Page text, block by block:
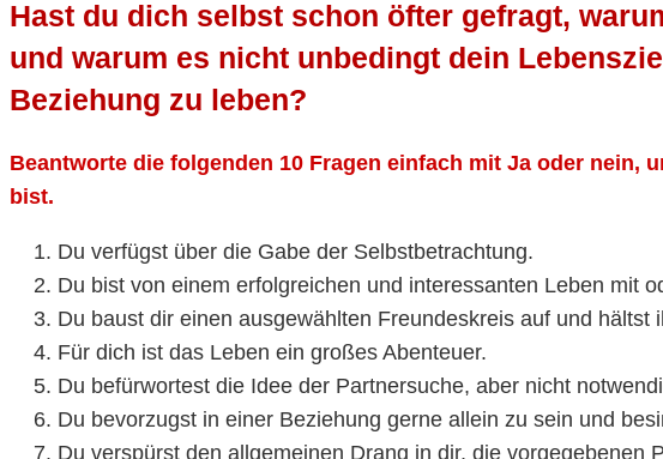
Hast du dich selbst schon öfter gefragt,
und warum es nicht unbedingt dein
Beziehung zu leben?
Beantworte die folgenden 10 Fragen einfach mit Ja oder nein,
bist.
Du verfügst über die Gabe der Selbstbetrachtung.
Du bist von einem erfolgreichen und interessanten Leben mit
Du baust dir einen ausgewählten Freundeskreis auf und hältst
Für dich ist das Leben ein großes Abenteuer.
Du befürwortest die Idee der Partnersuche, aber nicht
Du bevorzugst in einer Beziehung gerne allein zu sein und
Du verspürst den allgemeinen Drang in dir, die vorgegebenen